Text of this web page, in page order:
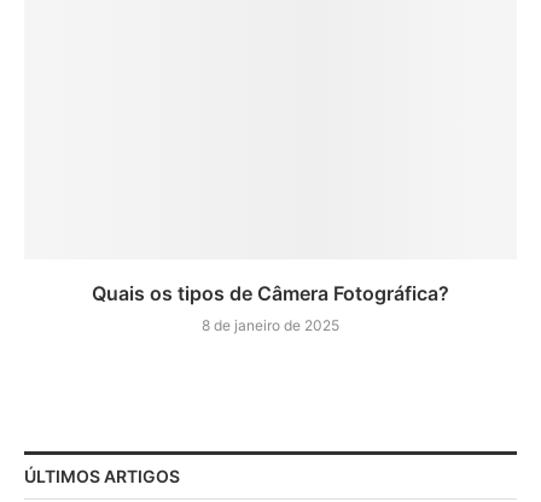
Quais os tipos de Câmera Fotográfica?
8 de janeiro de 2025
ÚLTIMOS ARTIGOS